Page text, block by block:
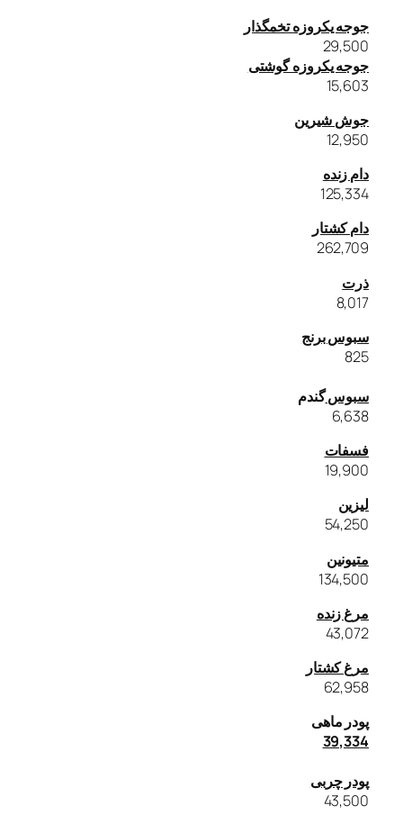
جوجه یکروزه تخمگذار
29,500
جوجه یکروزه گوشتی
15,603
جوش شیرین
12,950
دام زنده
125,334
دام کشتار
262,709
ذرت
8,017
سبوس برنج
825
سبوسگندم
6,638
فسفات
19,900
لیزین
54,250
متیونین
134,500
مرغ زنده
43,072
مرغ کشتار
62,958
پودر ماهی
39,334
پودر چربی
43,500